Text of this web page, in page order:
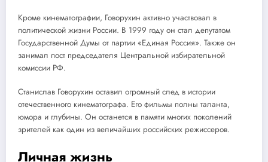
Кроме кинематографии, Говорухин активно участвовал в
политической жизни России. В 1999 году он стал депутатом
Государственной Думы от партии «Единая Россия». Также он
занимал пост председателя Центральной избирательной
комиссии РФ.
Станислав Говорухин оставил огромный след в истории
отечественного кинематографа. Его фильмы полны таланта,
юмора и глубины. Он останется в памяти многих поколений
зрителей как один из величайших российских режиссеров.
Личная жизнь